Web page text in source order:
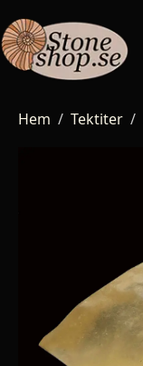
Hem Tektiter